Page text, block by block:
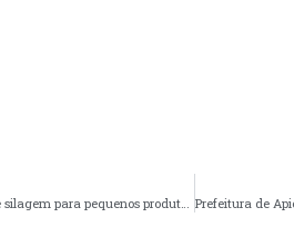
Prefeitura de Pinheiro oferece curso de silagem para pequenos produtores do Município